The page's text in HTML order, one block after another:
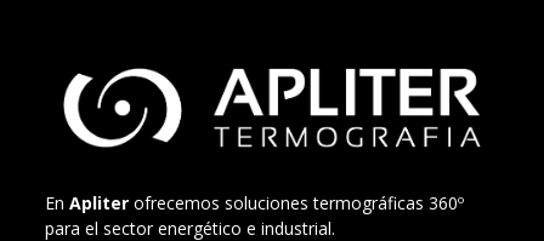
En Apliter ofrecemos soluciones termográficas 360º
para el sector energético e industrial.